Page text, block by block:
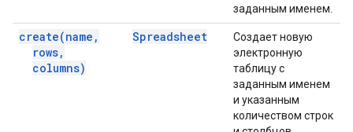
заданным именем.
create(name ,
rows,
columns)
Spreadsheet
Создает новую
электронную
таблицу с
заданным именем
и указанным
количеством строк